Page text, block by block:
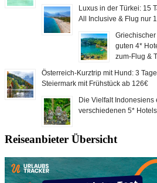
Luxus in der Türkei: 15
All Inclusive & Flug nur
guten 4*
zum-Flug &
Österreich-Kurztrip mit Hund: 3
Steiermark mit Frühstück ab 126€
Die Vielfalt Indonesiens
verschiedenen 5*
Reiseanbieter Übersicht